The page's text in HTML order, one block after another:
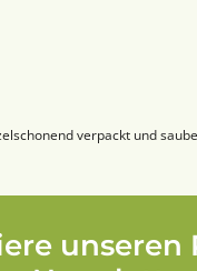
verpackt und
unseren